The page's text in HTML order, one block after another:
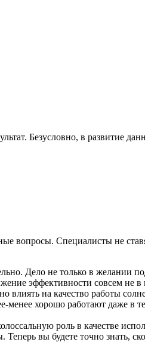
Безусловно, в развитие
вопросы. Специалисты не
Дело не только в желании
эффективности совсем не в
влиять на качество работы
менее хорошо работают даже в
роль в качестве
вы будете точно знать,